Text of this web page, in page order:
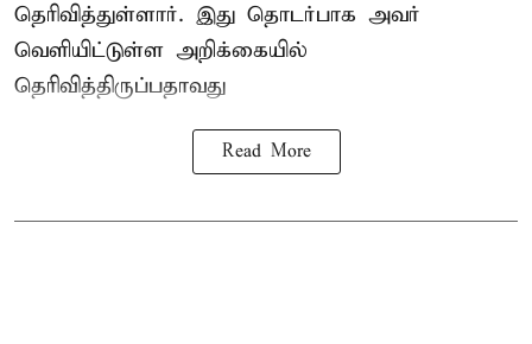
தெரிவித்துள்ளார். இது தொடர்பாக அவர்
வெளியிட்டுள்ள அறிக்கையில்
தெரிவித்திருப்பதாவது
Read More